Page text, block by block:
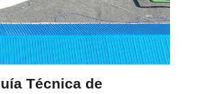
Técnica de